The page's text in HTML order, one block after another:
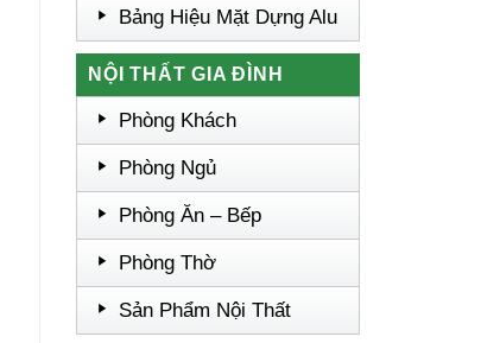
Bảng Hiệu Mặt Dựng Alu
NỘI THẤT GIA ĐÌNH
Phòng Khách
Phòng Ngủ
Phòng Ăn – Bếp
Phòng Thờ
Sản Phẩm Nội Thất